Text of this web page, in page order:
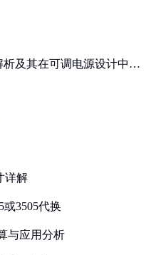
析及其在可调电源设计中的
详解
或3505代换
与应用分析